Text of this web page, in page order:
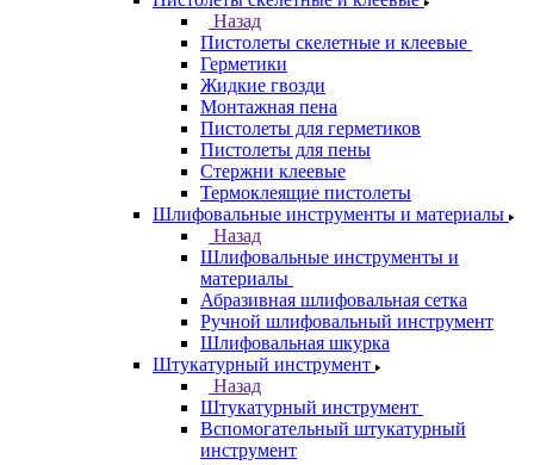
Назад
Пистолеты скелетные и клеевые
Герметики
Жидкие гвозди
Монтажная пена
Пистолеты для герметиков
Пистолеты для пены
Стержни клеевые
Термоклеящие пистолеты
Шлифовальные инструменты и материалы
Назад
Шлифовальные инструменты и
материалы
Абразивная шлифовальная сетка
Ручной шлифовальный инструмент
Шлифовальная шкурка
Штукатурный инструмент
Назад
Штукатурный инструмент
Вспомогательный штукатурный
инструмент